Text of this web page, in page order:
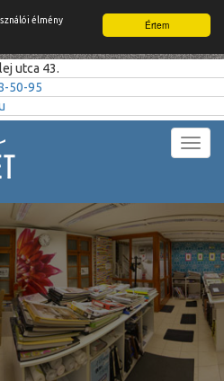
Értem
élmény
utca 43.
50-95